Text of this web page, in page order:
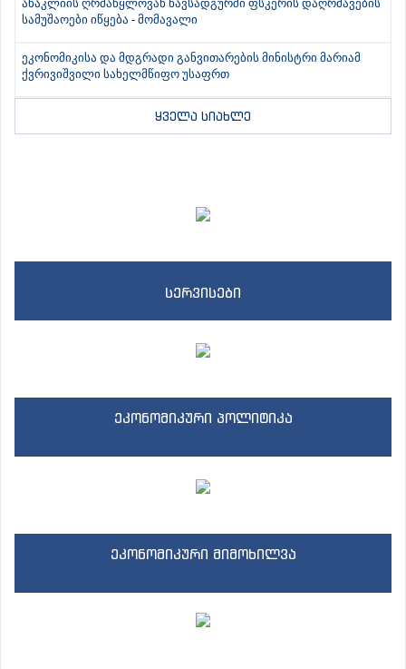
ანაკლიის ღრმაწყლოვან ნავსადგურში ფსკერის დაღრმავების
სამუშაოები იწყება - მომავალი
ეკონომიკისა და მდგრადი განვითარების მინისტრი მარიამ
ქვრივიშვილი სახელმწიფო უსაფრთ
ყველა სიახლე
სერვისები
ეკონომიკური პოლიტიკა
ეკონომიკური მიმოხილვა